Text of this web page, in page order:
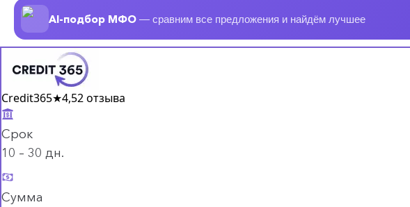
AI-подбор МФО — сравним все предложения и найдём лучшее
Credit365★4,52 отзыва
Срок
10 – 30 дн.
Сумма